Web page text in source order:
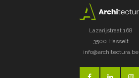
Lazarijstraat 168
3500 Hasselt
info@architectura.be